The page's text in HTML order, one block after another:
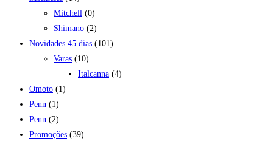
Mitchell (0)
Shimano (2)
Novidades 45 dias (101)
Varas (10)
Italcanna (4)
Omoto (1)
Penn (1)
Penn (2)
Promoções (39)